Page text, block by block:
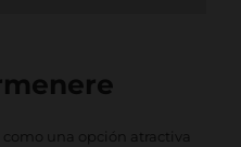
como una opción atractiva